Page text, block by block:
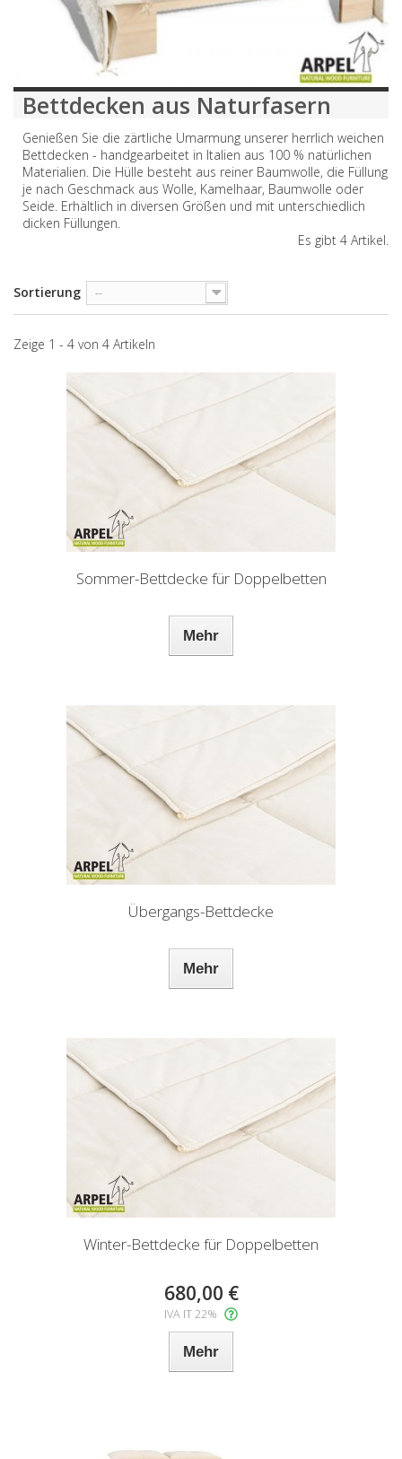
Bettdecken aus Naturfasern
Genießen Sie die zärtliche Umarmung unserer herrlich weichen
Bettdecken - handgearbeitet in Italien aus 100 % natürlichen
Materialien. Die Hülle besteht aus reiner Baumwolle, die Füllung
je nach Geschmack aus Wolle, Kamelhaar, Baumwolle oder
Seide. Erhältlich in diversen Größen und mit unterschiedlich
dicken Füllungen.
Es gibt 4 Artikel.
Sortierung --
Zeige 1 - 4 von 4 Artikeln
Sommer-Bettdecke für Doppelbetten
Mehr
Übergangs-Bettdecke
Mehr
Winter-Bettdecke für Doppelbetten
680,00 €
IVA IT 22%
Mehr